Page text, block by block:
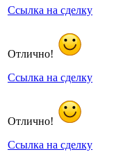
Ссылка на сделку
Отлично!
Ссылка на сделку
Отлично!
Ссылка на сделку